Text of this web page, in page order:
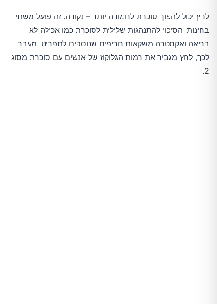
לחץ יכול להפוך סוכרת לחמורה יותר – נקודה. זה פועל משתי
בחינות: הסיכוי להתנהגות שלילית לסוכרת כמו אכילה לא
בריאה ואקסטרה משקאות חריפים שנוספים לתפריט. מעבר
לכך, לחץ מגביר את רמות הגלוקוז של אנשים עם סוכרת מסוג
2.